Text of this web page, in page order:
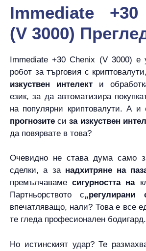
Immediate
(V 3000)
Immediate +30 Chenix (V 3000) е
робот за търговия с
изкуствен интелект и
език, за да автоматизира
на популярни криптовалути. А
прогнозите си за изкуствен
да повярвате в това?
Очевидно не става дума само
сделки, а за надхитряне на
премълчаваме сигурността на
Партньорството с„регулирани
впечатляващо, нали? Това е все
те гледа професионален бодигард.
Но истинският удар? Те